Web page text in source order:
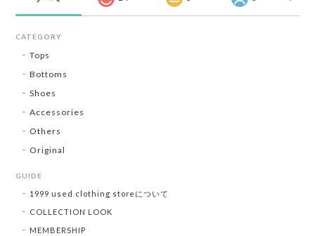
CATEGORY
Tops
Bottoms
Shoes
Accessories
Others
Original
GUIDE
1999 used clothing storeについて
COLLECTION LOOK
MEMBERSHIP